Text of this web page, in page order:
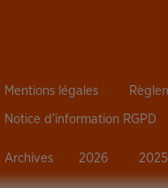
Mentions légales
Notice d’information RGPD
Archives 2026 2025